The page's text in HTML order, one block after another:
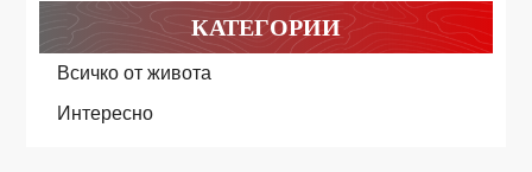
КАТЕГОРИИ
Всичко от живота
Интересно